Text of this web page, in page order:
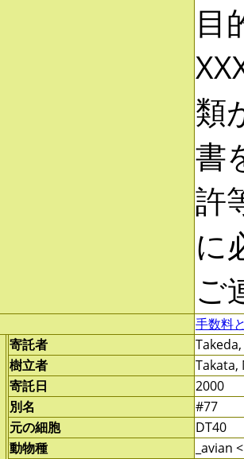
目
類
書
許
に
ご
手数料
寄託者
樹立者
寄託日
2000
別名
#77
元の細胞
DT40
動物種
_avian